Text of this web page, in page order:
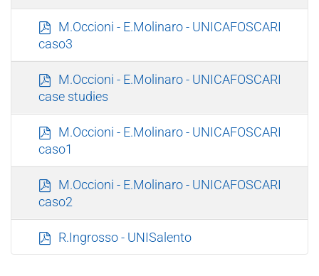
p
d
M.Occioni - E.Molinaro - UNICAFOSCARI
caso3
p
d
M.Occioni - E.Molinaro - UNICAFOSCARI
case studies
p
d
M.Occioni - E.Molinaro - UNICAFOSCARI
caso1
p
d
M.Occioni - E.Molinaro - UNICAFOSCARI
caso2
p
d
R.Ingrosso - UNISalento